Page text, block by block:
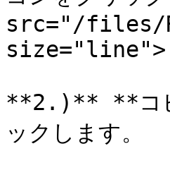
src="/files/
size="line">
**2.)** **コピ
ックします。